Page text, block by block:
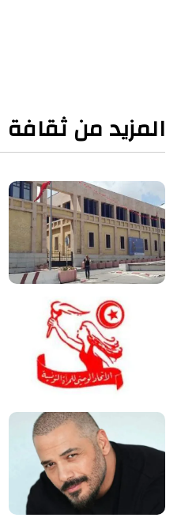
المزيد من ثقافة